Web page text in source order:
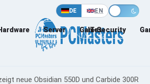
DE EN
Server Games
IT-Security
neue Obsidian 550D und Carbide 300R